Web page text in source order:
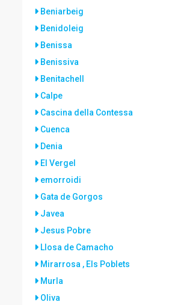
Beniarbeig
Benidoleig
Benissa
Benissiva
Benitachell
Calpe
Cascina della Contessa
Cuenca
Denia
El Vergel
emorroidi
Gata de Gorgos
Javea
Jesus Pobre
Llosa de Camacho
Mirarrosa , Els Poblets
Murla
Oliva